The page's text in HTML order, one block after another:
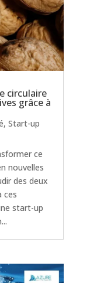
circulaire
grâce à
, Start-up
ce
nouvelles
des deux
ces
start-up